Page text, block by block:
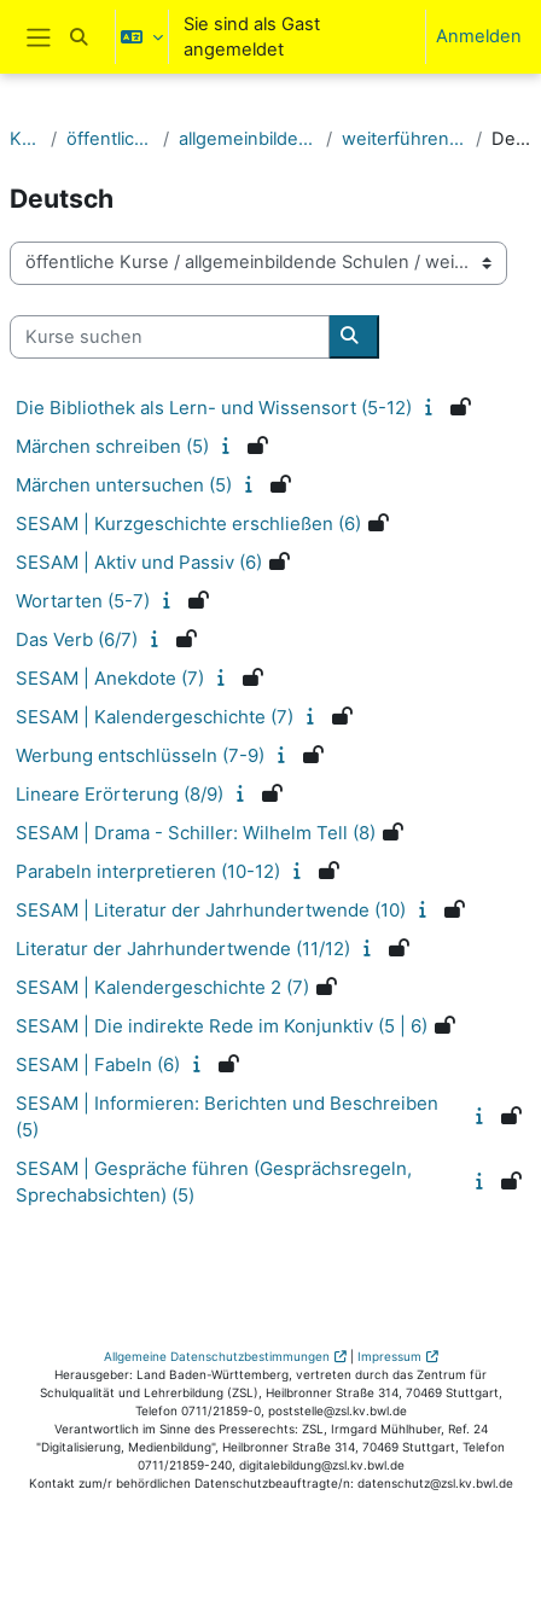
Zum Hauptinhalt
Website-Übersicht
Sucheingabe umschalten
Sie sind als Gast
angemeldet
Anmelden
Kurse öffentliche Kurse allgemeinbildende Schulen weiterführende Schulen Deutsch
Deutsch
Kursbereiche
Kurse suchen
Kurse suchen
Die Bibliothek als Lern- und Wissensort (5-12)
Märchen schreiben (5)
Märchen untersuchen (5)
SESAM | Kurzgeschichte erschließen (6)
SESAM | Aktiv und Passiv (6)
Wortarten (5-7)
Das Verb (6/7)
SESAM | Anekdote (7)
SESAM | Kalendergeschichte (7)
Werbung entschlüsseln (7-9)
Lineare Erörterung (8/9)
SESAM | Drama - Schiller: Wilhelm Tell (8)
Parabeln interpretieren (10-12)
SESAM | Literatur der Jahrhundertwende (10)
Literatur der Jahrhundertwende (11/12)
SESAM | Kalendergeschichte 2 (7)
SESAM | Die indirekte Rede im Konjunktiv (5 | 6)
SESAM | Fabeln (6)
SESAM | Informieren: Berichten und Beschreiben
(5)
SESAM | Gespräche führen (Gesprächsregeln,
Sprechabsichten) (5)
Allgemeine Datenschutzbestimmungen | Impressum
Herausgeber: Land Baden-Württemberg, vertreten durch das Zentrum für
Schulqualität und Lehrerbildung (ZSL), Heilbronner Straße 314, 70469 Stuttgart,
Telefon 0711/21859-0, poststelle@zsl.kv.bwl.de
Verantwortlich im Sinne des Presserechts: ZSL, Irmgard Mühlhuber, Ref. 24
"Digitalisierung, Medienbildung", Heilbronner Straße 314, 70469 Stuttgart, Telefon
0711/21859-240, digitalebildung@zsl.kv.bwl.de
Kontakt zum/r behördlichen Datenschutzbeauftragte/n: datenschutz@zsl.kv.bwl.de